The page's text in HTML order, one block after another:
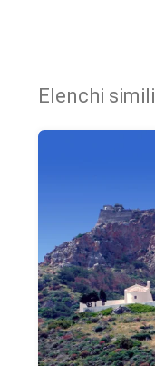
Elenchi simili